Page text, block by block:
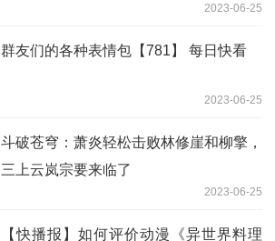
2023-06-25
群友们的各种表情包【781】 每日快看
2023-06-25
斗破苍穹：萧炎轻松击败林修崖和柳擎，
三上云岚宗要来临了
2023-06-25
【快播报】如何评价动漫《异世界料理